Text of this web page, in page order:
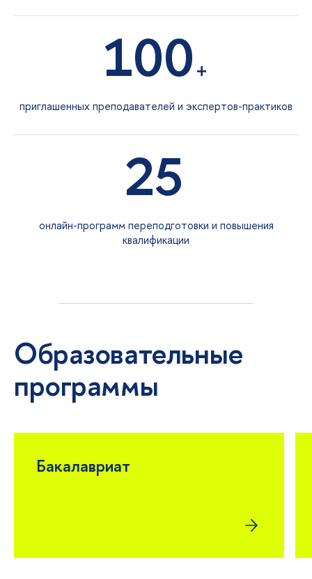
100 +
приглашенных преподавателей и экспертов-практико
25
онлайн-программ переподготовки и повышения
квалификации
Образовательные
программы
Бакалавриат